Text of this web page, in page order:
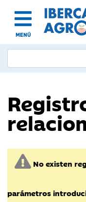
MENÚ
No existen
parámetros